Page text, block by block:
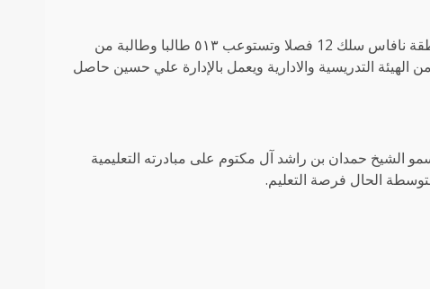
وتضم المدرسة الثانية “مدرسة حمدان بن راشد آل مكتوم” في منطقة نافاس سلك 12 فصلا وتستوعب ٥١٣ طالبا وطالبة من
الخامس إلى الصف التاسع وإجمالي العاملين بالمدرسة 35 من الهيئة التدريسية والادارية ويعمل بالإدارة علي حسين حاصل
الشيخ حمدان بن راشد آل مكتوم على مبادرته التعليمية
الحال فرصة التعليم.